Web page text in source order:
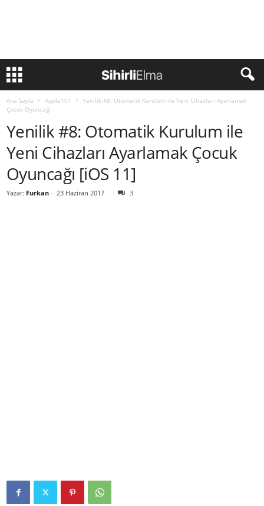
Ana Sayfa Apple101
Yenilik #8: Otomatik Kurulum ile Yeni Cihazları Ayarlamak
Çocuk Oyuncağı
Yenilik #8: Otomatik Kurulum ile
Yeni Cihazları Ayarlamak Çocuk
Oyuncağı [iOS 11]
Yazar: Furkan - 23 Haziran 2017 3